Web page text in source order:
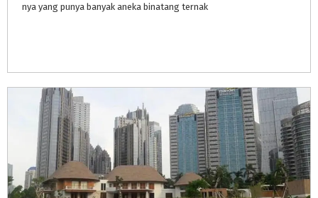
nya yang punya banyak aneka binatang ternak